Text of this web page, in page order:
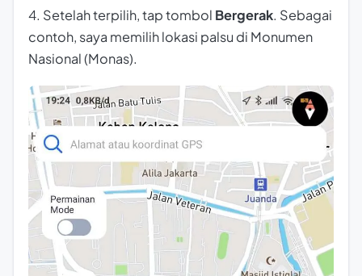
4. Setelah terpilih, tap tombol Bergerak. Sebagai
contoh, saya memilih lokasi palsu di Monumen
Nasional (Monas).